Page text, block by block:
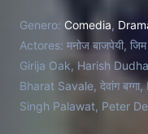
Genero: Comedia,
Actores: मनोज बाजपेयी,
Girija Oak, Harish
Bharat Savale, देवांग
Singh Palawat, Peter